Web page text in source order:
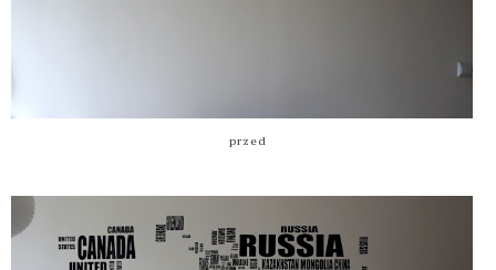
przed